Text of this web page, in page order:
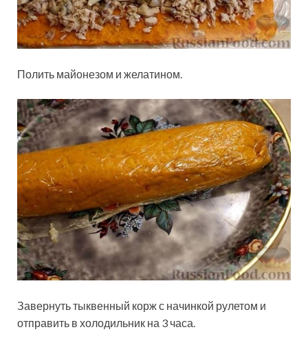
Полить майонезом и желатином.
Завернуть тыквенный корж с начинкой рулетом и
отправить в холодильник на 3 часа.